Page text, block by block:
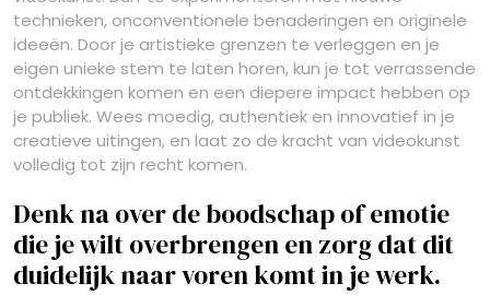
technieken, onconventionele benaderingen en originele
ideeën. Door je artistieke grenzen te verleggen en je
eigen unieke stem te laten horen, kun je tot verrassende
ontdekkingen komen en een diepere impact hebben op
je publiek. Wees moedig, authentiek en innovatief in je
creatieve uitingen, en laat zo de kracht van videokunst
volledig tot zijn recht komen.
Denk na over de boodschap of emotie
die je wilt overbrengen en zorg dat dit
duidelijk naar voren komt in je werk.